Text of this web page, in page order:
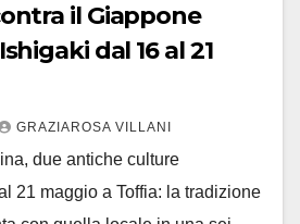
il Giappone
dal 16 al 21
GRAZIAROSA VILLANI
due antiche culture
21 maggio a Toffia: la tradizione